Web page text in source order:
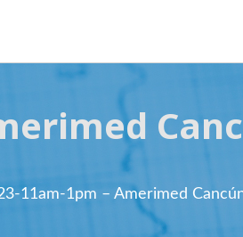
11am-1pm – Amerimed